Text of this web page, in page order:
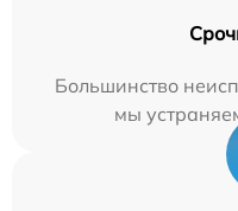
Большинство
мы